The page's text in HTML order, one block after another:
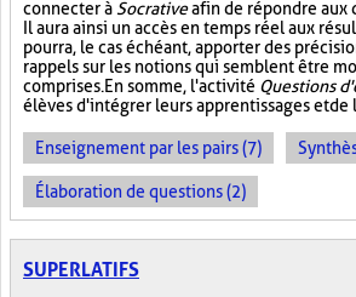
connecter à Socrativeafin de répondre aux
Il aura ainsi un accès en temps réel aux
pourra, le cas échéant, apporter des
rappels sur les notions qui semblent être
comprises. En somme, l'activité Questions
élèves d'intégrer leurs apprentissages et de
Enseignement par les pairs (7)
Élaboration de questions (2)
SUPERLATIFS